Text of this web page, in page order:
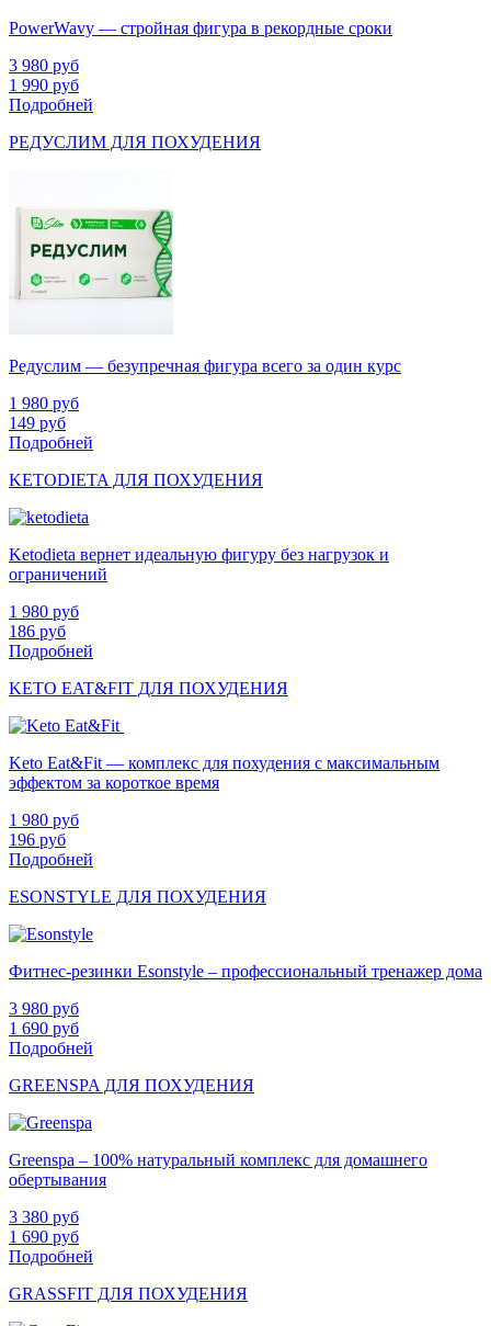
PowerWavy — стройная фигура в рекордные сроки
3 980 руб
1 990 руб
Подробней
РЕДУСЛИМ ДЛЯ ПОХУДЕНИЯ
Редуслим — безупречная фигура всего за один курс
1 980 руб
149 руб
Подробней
KETODIETA ДЛЯ ПОХУДЕНИЯ
Ketodieta вернет идеальную фигуру без нагрузок и
ограничений
1 980 руб
186 руб
Подробней
KETO EAT&FIT ДЛЯ ПОХУДЕНИЯ
Keto Eat&Fit — комплекс для похудения с максимальным
эффектом за короткое время
1 980 руб
196 руб
Подробней
ESONSTYLE ДЛЯ ПОХУДЕНИЯ
Фитнес-резинки Esonstyle – профессиональный тренажер дома
3 980 руб
1 690 руб
Подробней
GREENSPA ДЛЯ ПОХУДЕНИЯ
Greenspa – 100% натуральный комплекс для домашнего
обертывания
3 380 руб
1 690 руб
Подробней
GRASSFIT ДЛЯ ПОХУДЕНИЯ